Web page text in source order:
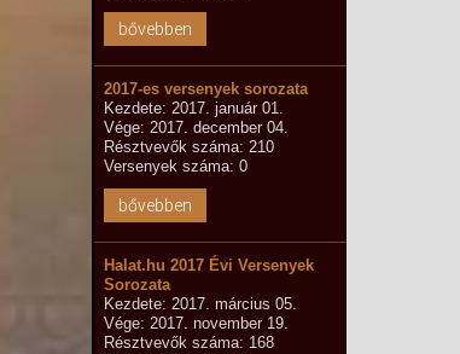
bővebben
2017-es versenyek sorozata
Kezdete: 2017. január 01.
Vége: 2017. december 04.
Résztvevők száma: 210
Versenyek száma: 0
bővebben
Halat.hu 2017 Évi Versenyek
Sorozata
Kezdete: 2017. március 05.
Vége: 2017. november 19.
Résztvevők száma: 168